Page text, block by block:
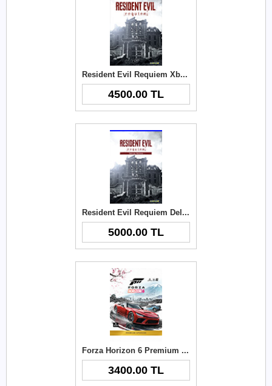
Resident Evil Requiem Xbox Key
4500.00 TL
Resident Evil Requiem Deluxe Edition Xbox Key
5000.00 TL
Forza Horizon 6 Premium Upgrade Xbox Key
3400.00 TL